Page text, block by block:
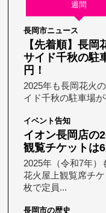
週間
長岡市ニュース
【先着順】長岡
サイド千秋の駐
円！
2025年も長岡花火
イド千秋の駐車場
イベント告知
イオン長岡店の
観覧チケットは
2025年（令和7年）
花火屋上観覧席チ
枚で定員...
長岡市の歴史